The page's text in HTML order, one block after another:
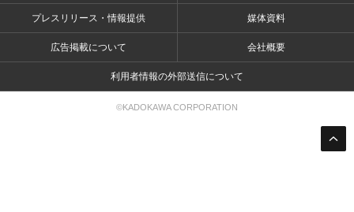
プレスリリース・情報提供 媒体資料
広告掲載について 会社概要
利用者情報の外部送信について
©KADOKAWA CORPORATION